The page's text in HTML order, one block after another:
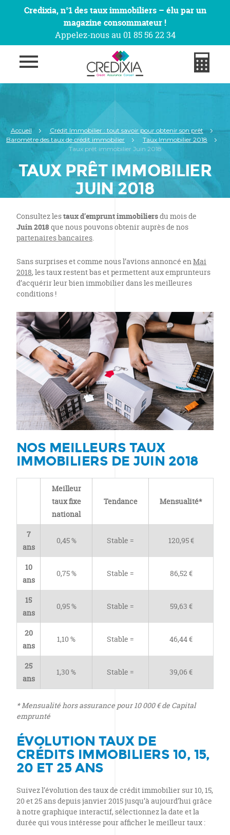
Credixia, n°1 des taux immobiliers – élu par un
magazine consommateur !
Appelez-nous au 01 85 56 22 34
Accueil
Crédit Immobilier : tout savoir pour obtenir son prêt
Baromètre des taux de crédit immobilier
Taux Immobilier 2018
Taux prêt immobilier Juin 2018
TAUX PRÊT IMMOBILIER
JUIN 2018
Consultez lestaux d’emprunt immobiliersdu mois de
Juin 2018 que nous pouvons obtenir auprès de nos
partenaires bancaires.
Sans surprises et comme nous l’avions annoncé enMai
2018, les taux restent bas et permettent aux emprunteurs
d’acquérir leur bien immobilier dans les meilleures
conditions !
NOS MEILLEURS TAUX
IMMOBILIERS DE JUIN 2018
Meilleur
taux fixe
national
Tendance Mensualité*
7
ans
0,45 % Stable = 120,95 €
10
ans
0,75 % Stable = 86,52 €
15
ans
0,95 % Stable = 59,63 €
20
ans
1,10 % Stable = 46,44 €
25
ans
1,30 % Stable = 39,06 €
* Mensualité hors assurance pour 10 000 € de Capital
emprunté
ÉVOLUTION TAUX DE
CRÉDITS IMMOBILIERS 10, 15,
20 ET 25 ANS
Suivez l’évolution des taux de crédit immobilier sur 10, 15,
20 et 25 ans depuis janvier 2015 jusqu’à aujourd’hui grâce
à notre graphique interactif, sélectionnez la date et la
durée qui vous intéresse pour afficher le meilleur taux :